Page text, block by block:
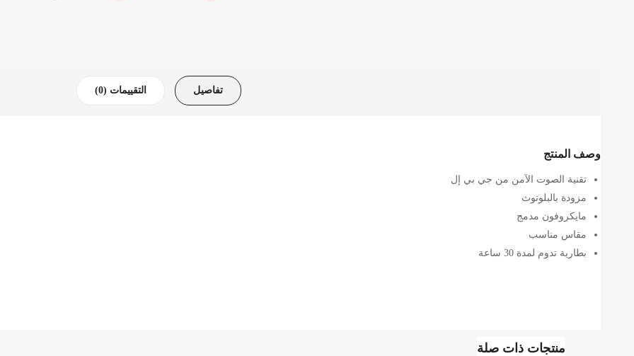
تفاصيل التقييمات (0)
وصف المنتج
تقنية الصوت الآمن من جي بي إل
مزودة بالبلوتوث
مايكروفون مدمج
مقاس مناسب
بطارية تدوم لمدة 30 ساعة
منتجات ذات صلة